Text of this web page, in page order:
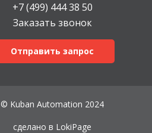
+7 (499) 444 38 50
Заказать звонок
Отправить запрос
© Kuban Automation 2024
сделано в LokiPage